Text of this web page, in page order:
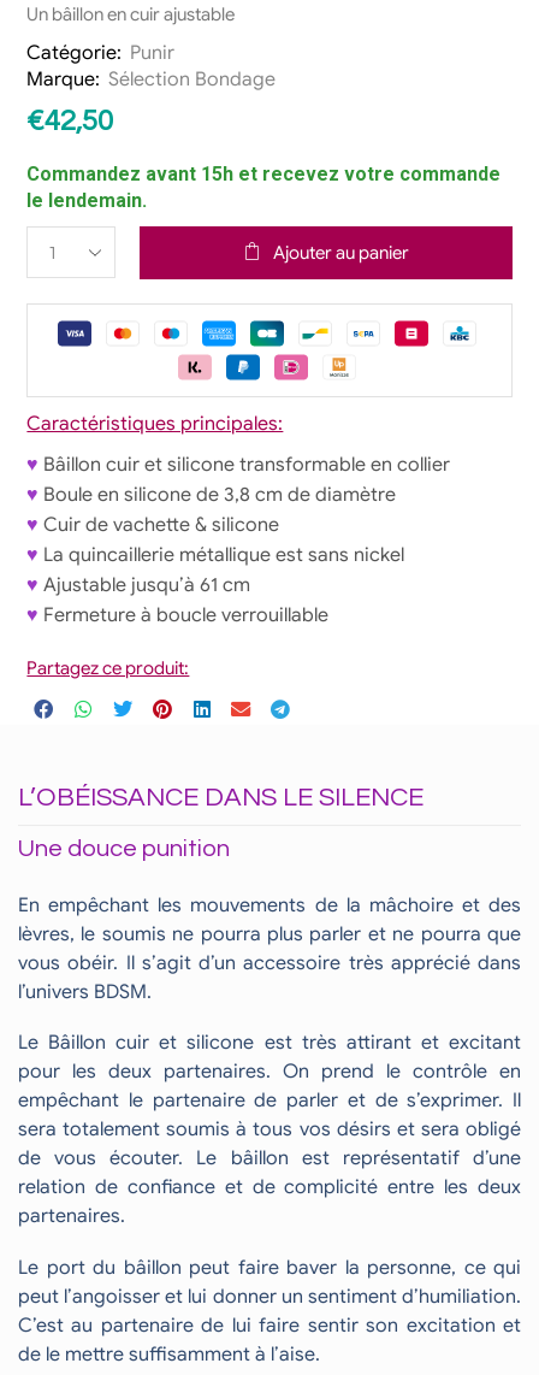
Un bâillon en cuir ajustable
Catégorie: Punir
Marque: Sélection Bondage
€42,50
Commandez avant 15h et recevez votre commande
le lendemain.
Ajouter au panier
Caractéristiques principales:
♥ Bâillon cuir et silicone transformable en collier
♥ Boule en silicone de 3,8 cm de diamètre
♥ Cuir de vachette & silicone
♥ La quincaillerie métallique est sans nickel
♥ Ajustable jusqu’à 61 cm
♥ Fermeture à boucle verrouillable
Partagez ce produit:
L’OBÉISSANCE DANS LE SILENCE
Une douce punition
En empêchant les mouvements de la mâchoire et des
lèvres, le soumis ne pourra plus parler et ne pourra que
vous obéir. Il s’agit d’un accessoire très apprécié dans
l’univers BDSM.
Le Bâillon cuir et silicone est très attirant et excitant
pour les deux partenaires. On prend le contrôle en
empêchant le partenaire de parler et de s’exprimer. Il
sera totalement soumis à tous vos désirs et sera obligé
de vous écouter. Le bâillon est représentatif d’une
relation de confiance et de complicité entre les deux
partenaires.
Le port du bâillon peut faire baver la personne, ce qui
peut l’angoisser et lui donner un sentiment d’humiliation.
C’est au partenaire de lui faire sentir son excitation et
de le mettre suffisamment à l’aise.